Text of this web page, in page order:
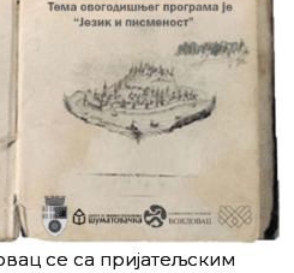
се са пријатељским